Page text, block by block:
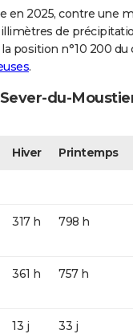
en 2025, contre une
de
position n°10 200
.
du-
Hiver Printemps
317 h 798 h
361 h 757 h
13 j 33 j